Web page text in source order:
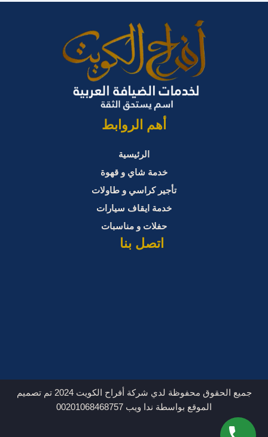
أهم الروابط
الرئيسية
خدمة شاي و قهوة
تأجير كراسي و طاولات
خدمة ايقاف سيارات
حفلات و مناسبات
اتصل بنا
جميع الحقوق محفوظة لدي شركة أفراح الكويت 2024 تم تصميم
الموقع بواسطة ندا ويب 00201068468757